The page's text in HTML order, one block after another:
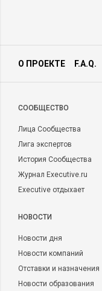
О ПРОЕКТЕ F.A.Q.
CООБЩЕСТВО
Лица Сообщества
Лига экспертов
История Сообщества
Журнал Executive.ru
Executive отдыхает
НОВОСТИ
Новости дня
Новости компаний
Отставки и назначения
Новости образования